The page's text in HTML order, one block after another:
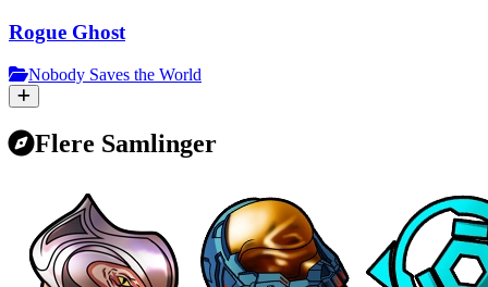
Rogue Ghost
Nobody Saves the World
Flere Samlinger